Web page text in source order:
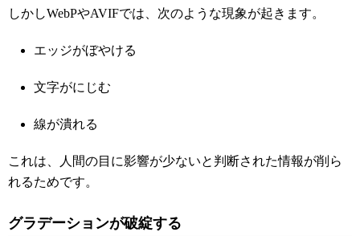
しかしWebPやAVIFでは、次のような現象が起きます。
エッジがぼやける
文字がにじむ
線が潰れる
これは、人間の目に影響が少ないと判断された情報が削ら
れるためです。
グラデーションが破綻する